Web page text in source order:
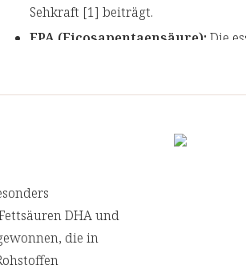
Sehkraft [1] beiträgt.
EPA (Eicosapentaensäure): Die
DHA und
die in